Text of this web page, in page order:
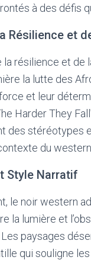
à des défis
Résilience et
la résilience et de
la lutte des
et leur
Harder They
des stéréotypes
du western.
Style Narratif
le noir western
la lumière et
paysages
qui souligne